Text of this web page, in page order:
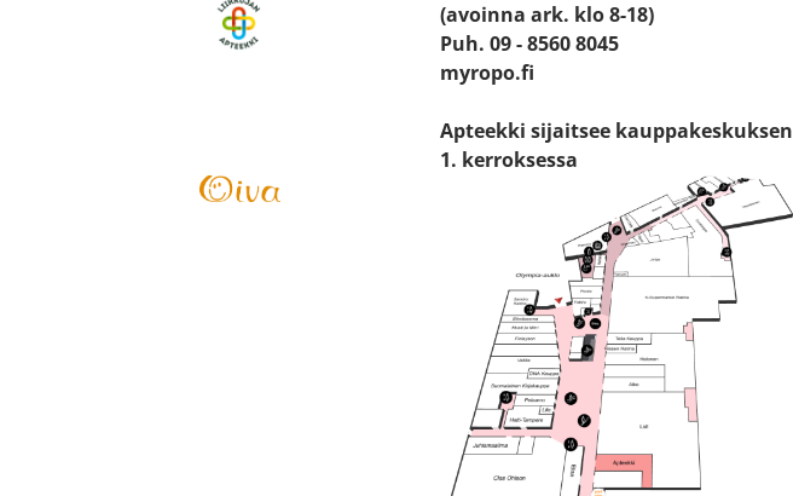
(avoinna ark. klo 8-18)
Puh. 09 - 8560 8045
myropo.fi
Apteekki sijaitsee kauppakeskuksen
1. kerroksessa